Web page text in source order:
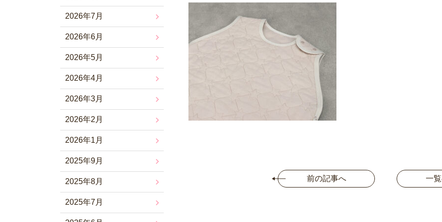
前の記事へ 一
2026年7月
2026年6月
2026年5月
2026年4月
2026年3月
2026年2月
2026年1月
2025年9月
2025年8月
2025年7月